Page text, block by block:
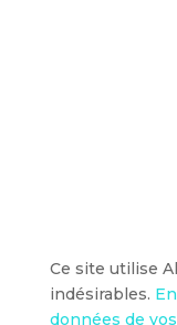
Ce site utilise
indésirables.
données de